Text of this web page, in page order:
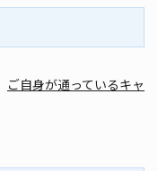
ご自身が通っているキャ